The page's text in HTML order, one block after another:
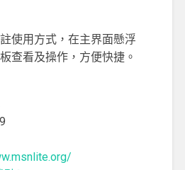
使用方式，在主界面懸浮
查看及操作，方便快捷。